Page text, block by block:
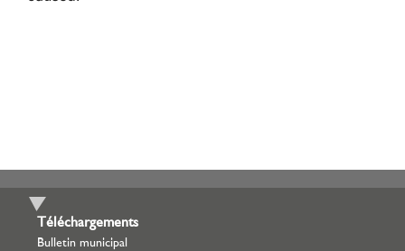
Téléchargements
Bulletin municipal